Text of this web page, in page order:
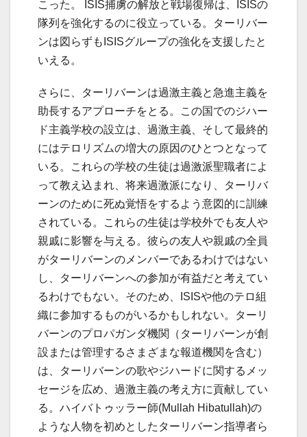
こった。 ISIS捕虜の解放と戦場復帰は、ISISの
隊列を強化するのに役立っている。ターリバー
ンは図らずもISISグループの強化を支援したと
いえる。
さらに、ターリバーンは過激主義と急進主義を
助長するアプローチをとる。この国でのジハー
ド主義学校の設立は、過激主義、そして最終的
にはテロリズムの増大の原因のひとつとなって
いる。これらの学校の生徒は過激派聖職者によ
って教え込まれ、将来過激派になり、ターリバ
ーンのために死ぬ覚悟をするよう意図的に訓練
されている。これらの生徒は学校外でも友人や
親戚に影響を与える。彼らの友人や親戚の全員
がターリバーンのメンバーであるわけではない
し、ターリバーンへの参加が有益だと考えてい
るわけでもない。そのため、ISISや他のテロ組
織に参加するものがいるかもしれない。ターリ
バーンのプロパガンダ機関（ターリバーンが創
設または管理するさまざまな報道機関を含む）
は、ターリバーンの歌やジハードに関するメッ
セージを広め、過激主義の考え方に貢献してい
る。ハイバトゥッラー師(Mullah Hibatullah)の
ような人物を初めとしたターリバーン指導者ら